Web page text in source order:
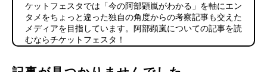
ケットフェスタでは「今の阿部顕嵐がわかる」を軸にエン
タメをちょっと違った独自の角度からの考察記事も交えた
メディアを目指しています。阿部顕嵐についての記事を読
むならチケットフェスタ！